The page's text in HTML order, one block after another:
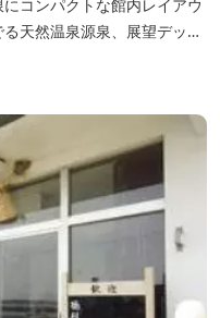
コンパクトな館内レイアウ
天然温泉源泉、展望デッ
慢のリトリートホテル。